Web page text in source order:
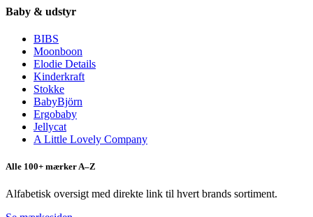
Baby & udstyr
BIBS
Moonboon
Elodie Details
Kinderkraft
Stokke
BabyBjörn
Ergobaby
Jellycat
A Little Lovely Company
Alle 100+ mærker A–Z
Alfabetisk oversigt med direkte link til hvert brands sortiment.